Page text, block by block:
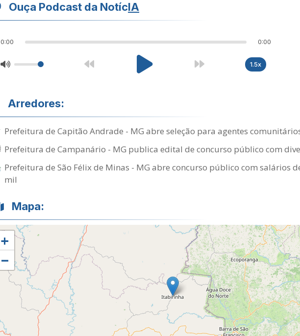
Ouça Podcast da NotícIA
0:00 0:00
1.5x
Arredores:
Prefeitura de Capitão Andrade - MG abre seleção para agentes
Prefeitura de Campanário - MG publica edital de concurso público com
Prefeitura de São Félix de Minas - MG abre concurso público com salários
mil
Mapa:
+
−